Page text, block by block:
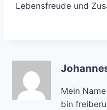
Lebensfreude und
Mein
bin